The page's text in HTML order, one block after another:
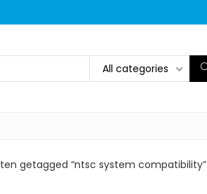
All categories
getagged “ntsc system compatibility”